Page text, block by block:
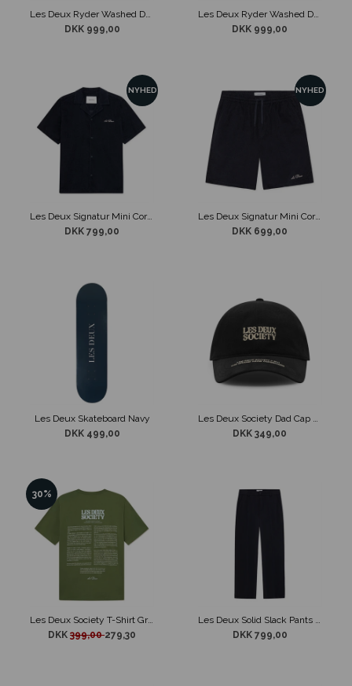
Les Deux Ryder Washed Denim Jeans Blå
DKK 999,00
Les Deux Ryder Washed Denim Jeans Lyseblå
DKK 999,00
NYHED
Les Deux Signatur Mini Cord K/Æ Skjorte Navy
DKK 799,00
NYHED
Les Deux Signatur Mini Cord Shorts Navy
DKK 699,00
Les Deux Skateboard Navy
DKK 499,00
DKK 349,00
30%
Les Deux Society T-Shirt Grøn
DKK399,00279,30
Les Deux Solid Slack Pants Blå
DKK 799,00